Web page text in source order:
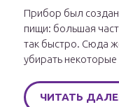
Прибор был
пищи: большая
так быстро. Сюда
убирать
ЧИТАТЬ